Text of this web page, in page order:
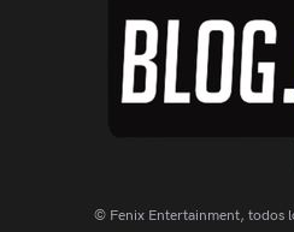
© Fenix Entertainment, todos